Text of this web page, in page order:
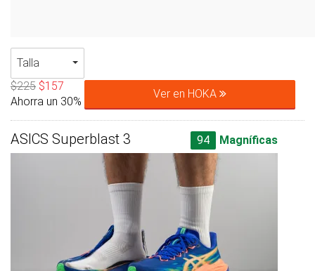
Talla
$225 $157
Ahorra un 30%
Ver en HOKA
ASICS Superblast 3 94 Magníficas